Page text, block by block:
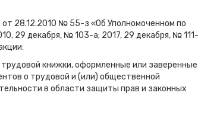
от 28.12.2010 № 55-з «Об Уполномоченном по
29 декабря, № 103-а; 2017, 29 декабря, №
книжки, оформленные или
о трудовой и (или) общественной
в области защиты прав и законных